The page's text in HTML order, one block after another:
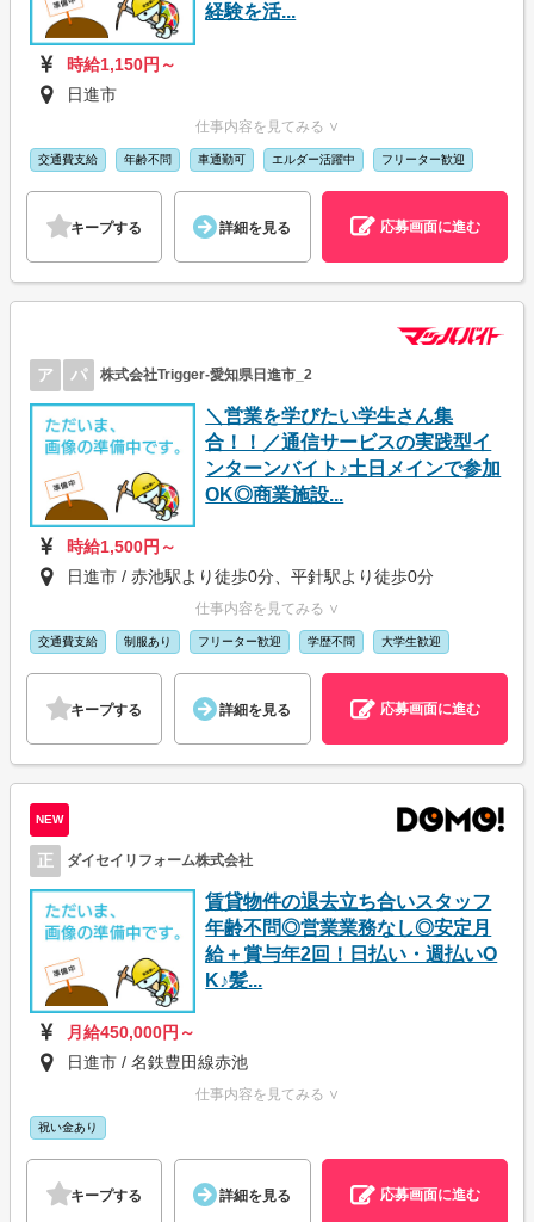
経験を活...
時給1,150円～
日進市
仕事内容を見てみる ∨
交通費支給 年齢不問 車通勤可 エルダー活躍中 フリーター歓迎
キープする 詳細を見る 応募画面に進む
ア パ 株式会社Trigger-愛知県日進市_2
＼営業を学びたい学生さん集
合！！／通信サービスの実践型イ
ンターンバイト♪土日メインで参加
OK◎商業施設...
時給1,500円～
日進市 / 赤池駅より徒歩0分、平針駅より徒歩0分
仕事内容を見てみる ∨
交通費支給 制服あり フリーター歓迎 学歴不問 大学生歓迎
キープする 詳細を見る 応募画面に進む
NEW
正 ダイセイリフォーム株式会社
賃貸物件の退去立ち合いスタッフ
年齢不問◎営業業務なし◎安定月
給＋賞与年2回！日払い・週払いO
K♪髪...
月給450,000円～
日進市 / 名鉄豊田線赤池
仕事内容を見てみる ∨
祝い金あり
キープする 詳細を見る 応募画面に進む